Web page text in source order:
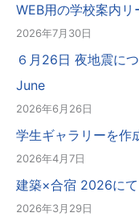
WEB用の学校案内
2026年7月30日
６月26日 夜地震に
June
2026年6月26日
学生ギャラリーを作
2026年4月7日
建築×合宿 2026にて
2026年3月29日